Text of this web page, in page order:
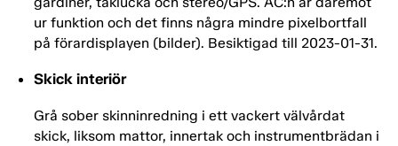
ur funktion och det finns några mindre pixelbortfall
på förardisplayen (bilder). Besiktigad till 2023-01-31.
Skick interiör
Grå sober skinninredning i ett vackert välvårdat
skick, liksom mattor, innertak och instrumentbrädan i